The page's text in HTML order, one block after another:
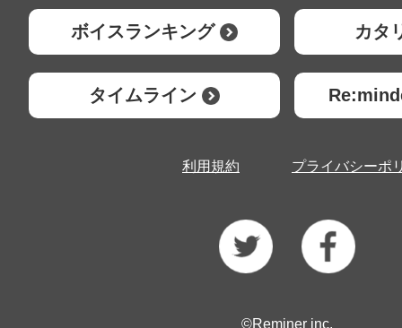
ボイスランキング カタ
タイムライン
利用規約 プライバシーポ
©Reminer inc.